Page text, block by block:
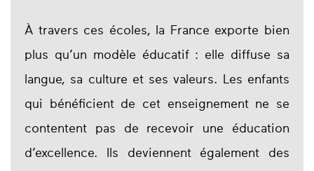
À travers ces écoles, la France exporte bien
plus qu’un modèle éducatif : elle diffuse sa
langue, sa culture et ses valeurs. Les enfants
qui bénéficient de cet enseignement ne se
contentent pas de recevoir une éducation
d’excellence. Ils deviennent également des